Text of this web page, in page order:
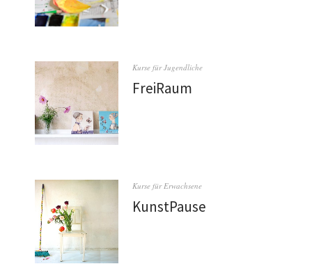
Kurse für Jugendliche
FreiRaum
Kurse für Erwachsene
KunstPause